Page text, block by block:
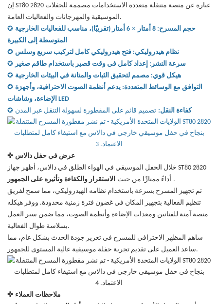
إن ST80 2820 عبارة عن منصة متنقلة متعددة الاستخدامات مصممة للحفلات
الموسيقية والمهرجانات والفعاليات العامة.
✪
حجم المسرح: 8 أمتار ×
6 أمتار (تقريبًا)، مناسب للفعاليات الخارجية
المتوسطة إلى الكبيرة
✪ نظام هيدروليكي: فتح هيدروليكي كامل لتركيب سريع وسلس
✪ سرعة النشر: إعداد كامل في وقت قصير باستخدام طاقم صغير
✪ هيكل قوي: مصمم لتحقيق الثبات والمتانة في البيئات الخارجية
✪ التوافق مع الوسائط المتعددة: يدعم أنظمة الصوت الاحترافية، وأجهزة
الإضاءة، وشاشات LED
✪
كفاءة النقل: تصميم قائم على المقطورة لسهولة التنقل عبر المدن
✜ عرض في حفل دالاس
خلال الحفل الموسيقي في الهواء الطلق في دالاس، أظهر جهاز ST80 2820
أداءً ممتازًا من حيث الاستقرار والكفاءة وتأثيره على الجمهور
.
تم تجهيز المسرح بسرعة باستخدام نظامه الهيدروليكي، مما سمح لفريق
تنظيم الفعالية بتجهيز المكان في غضون فترة زمنية محدودة. ووفر هيكله
منصة آمنة للفنانين ومعدات الإضاءة وأنظمة الصوت، مما ضمن سير العمل
بسلاسة طوال الفعالية.
ساهم المظهر الاحترافي للمسرح في تعزيز جودة الحدث بشكل عام، مما
ساعد العميل على تقديم تجربة حفلة موسيقية عالية المستوى للجمهور.
✜ ملاحظات العملاء